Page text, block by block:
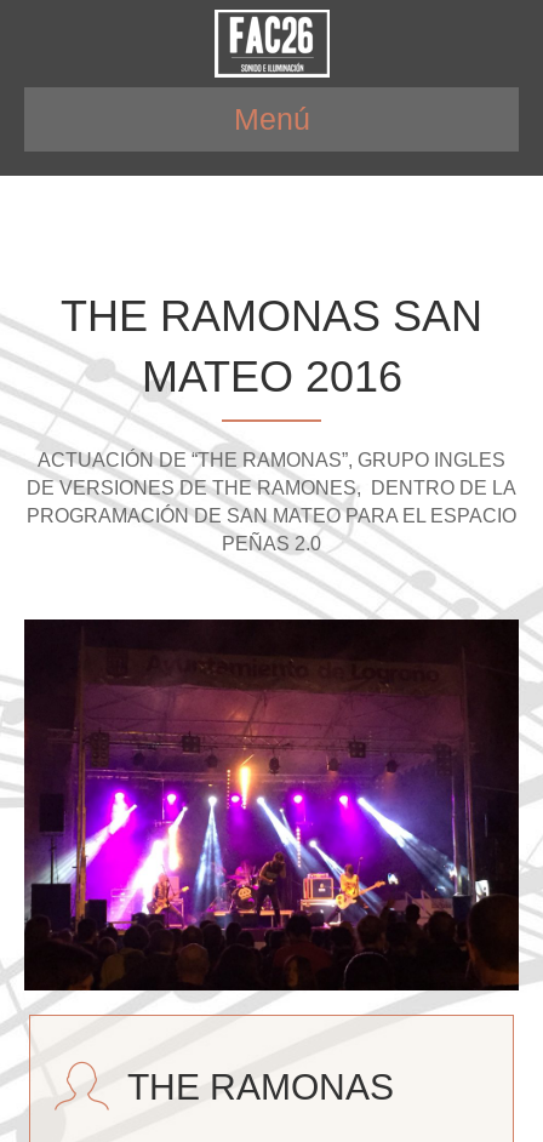
Menú
THE RAMONAS SAN
MATEO 2016
ACTUACIÓN DE “THE RAMONAS”, GRUPO INGLES
DE VERSIONES DE THE RAMONES, DENTRO DE LA
PROGRAMACIÓN DE SAN MATEO PARA EL ESPACIO
PEÑAS 2.0
THE RAMONAS